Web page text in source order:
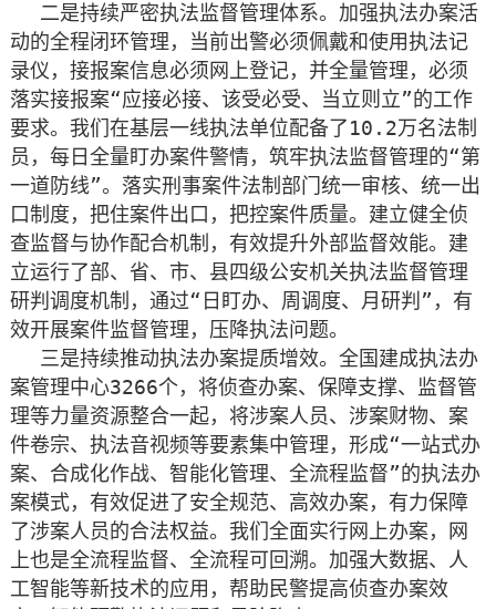
二是持续严密执法监督管理体系。加强执法办案活
动的全程闭环管理，当前出警必须佩戴和使用执法记
录仪，接报案信息必须网上登记，并全量管理，必须
落实接报案“应接必接、该受必受、当立则立”的工作
要求。我们在基层一线执法单位配备了10.2万名法制
员，每日全量盯办案件警情，筑牢执法监督管理的“第
一道防线”。落实刑事案件法制部门统一审核、统一出
口制度，把住案件出口，把控案件质量。建立健全侦
查监督与协作配合机制，有效提升外部监督效能。建
立运行了部、省、市、县四级公安机关执法监督管理
研判调度机制，通过“日盯办、周调度、月研判”，有
效开展案件监督管理，压降执法问题。
三是持续推动执法办案提质增效。全国建成执法办
案管理中心3266个，将侦查办案、保障支撑、监督管
理等力量资源整合一起，将涉案人员、涉案财物、案
件卷宗、执法音视频等要素集中管理，形成“一站式办
案、合成化作战、智能化管理、全流程监督”的执法办
案模式，有效促进了安全规范、高效办案，有力保障
了涉案人员的合法权益。我们全面实行网上办案，网
上也是全流程监督、全流程可回溯。加强大数据、人
工智能等新技术的应用，帮助民警提高侦查办案效